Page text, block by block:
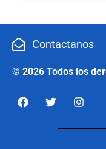
Contactanos
© 2026 Todos los